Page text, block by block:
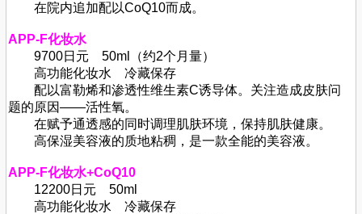
在院内追加配以CoQ10而成。
APP-F化妆水
9700日元 50ml（约2个月量）
高功能化妆水 冷藏保存
配以富勒烯和渗透性维生素C诱导体。关注造成皮肤问
题的原因——活性氧。
在赋予通透感的同时调理肌肤环境，保持肌肤健康。
高保湿美容液的质地粘稠，是一款全能的美容液。
APP-F化妆水+CoQ10
12200日元 50ml
高功能化妆水 冷藏保存